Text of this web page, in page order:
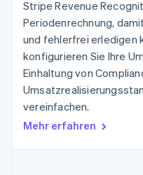
Financial
Connections
Verbundene
Finanzdaten
Mehr
Product roadmap
Ausblick
Radar
Freizeit
Medien
App-
API-
Partner
Stripe Revenue
Periodenrechnung,
und fehlerfrei erledigen
konfigurieren Sie Ihre
Einhaltung von
vereinfachen.
Mehr erfahren